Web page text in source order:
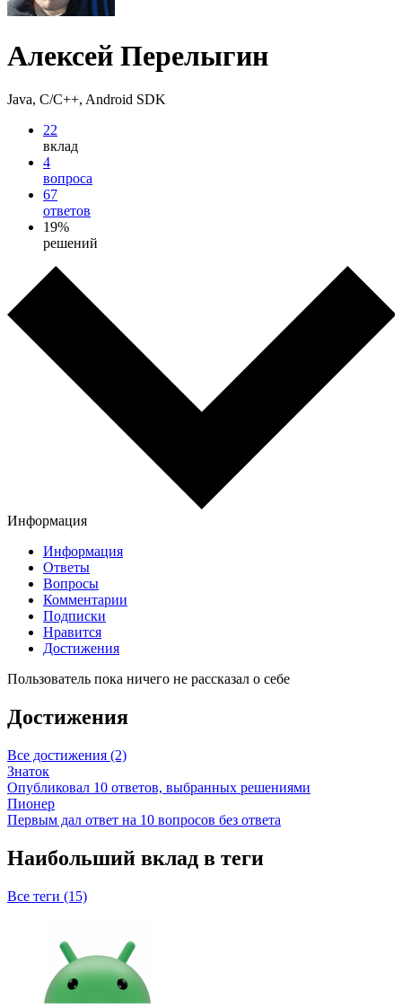
Алексей Перелыгин
Java, C/C++, Android SDK
22
вклад
4
вопроса
67
ответов
19%
решений
Информация
Информация
Ответы
Вопросы
Комментарии
Подписки
Нравится
Достижения
Пользователь пока ничего не рассказал о себе
Достижения
Все достижения (2)
Знаток
Опубликовал 10 ответов, выбранных решениями
Пионер
Первым дал ответ на 10 вопросов без ответа
Наибольший вклад в теги
Все теги (15)